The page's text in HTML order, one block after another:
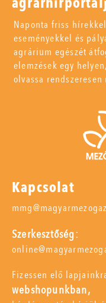
Naponta friss
eseményekkel és
agrárium egészét
elemzések egy
olvassa
Kapcsolat
Szerkesztőség:
Fizessen elő
webshopunkban,